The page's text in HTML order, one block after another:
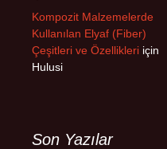
Kompozit Malzemelerde
Kullanılan Elyaf (Fiber)
Çeşitleri ve Özellikleri için
Hulusi
Son Yazılar